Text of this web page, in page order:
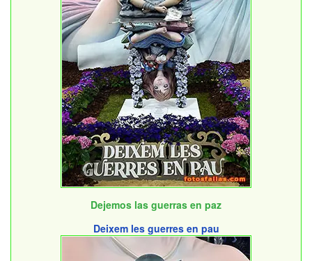
Dejemos las guerras en paz
Deixem les guerres en pau